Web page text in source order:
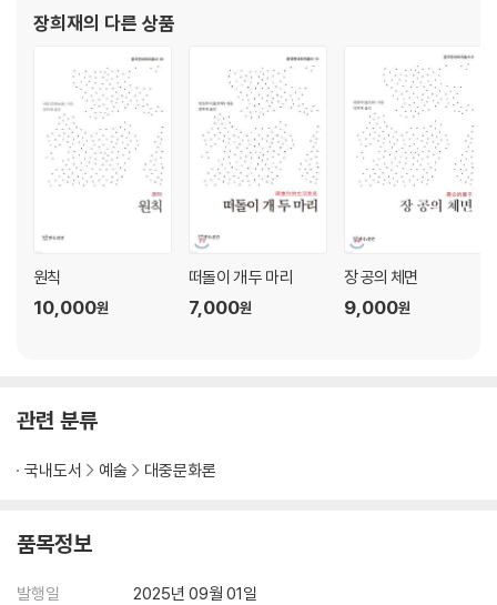
장희재의 다른 상품
원칙
10,000원
떠돌이 개 두 마리
7,000원
장 공의 체면
9,000원
관련 분류
국내도서 예술 대중문화론
품목정보
발행일
2025년 09월 01일